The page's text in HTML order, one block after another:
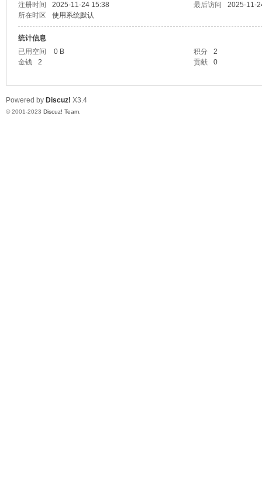
注册时间
2025-11-24 15:38 最后访问
2025-11-
所在时区
使用系统默认
统计信息
已用空间
0 B 积分
2
金钱
2 贡献 0
Powered by Discuz! X3.4
© 2001-2023 Discuz! Team